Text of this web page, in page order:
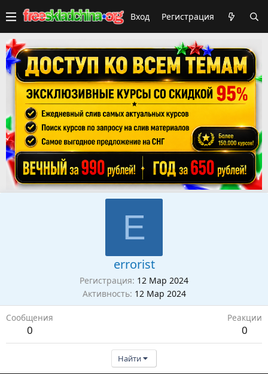
Вход Регистрация
E
errorist
Регистрация 12 Мар 2024
Активность 12 Мар 2024
Сообщения
0
Реакции
0
Найти